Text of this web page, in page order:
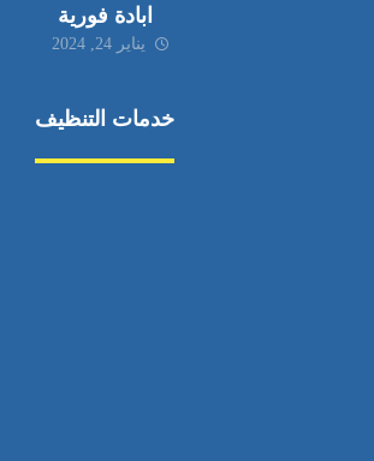
ابادة فورية
يناير 24, 2024
خدمات التنظيف